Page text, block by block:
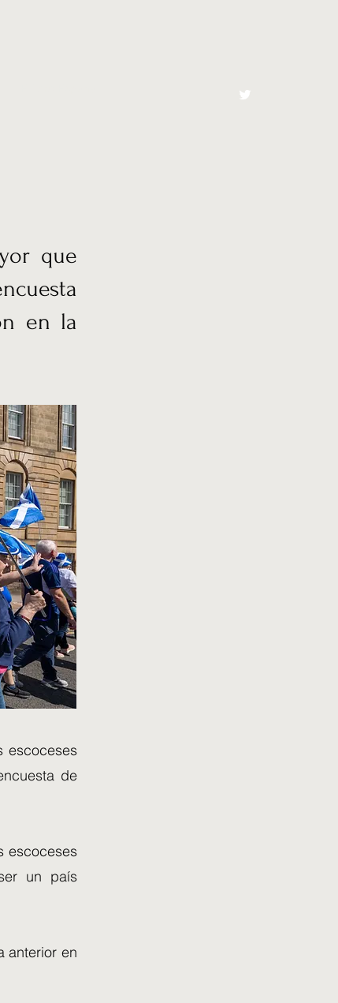
que
en la
escoceses
de
escoceses
un país
anterior en